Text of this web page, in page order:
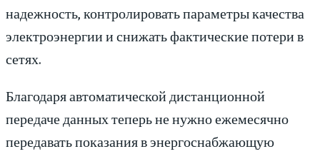
надежность, контролировать параметры качества
электроэнергии и снижать фактические потери в
сетях.
Благодаря автоматической дистанционной
передаче данных теперь не нужно ежемесячно
передавать показания в энергоснабжающую